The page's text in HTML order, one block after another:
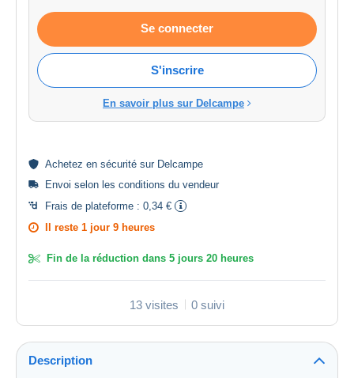
Se connecter
S'inscrire
En savoir plus sur Delcampe
Achetez en sécurité sur Delcampe
Envoi selon les conditions du vendeur
Frais de plateforme : 0,34 €
Il reste 1 jour 9 heures
Fin de la réduction dans 5 jours 20 heures
13 visites 0 suivi
Description